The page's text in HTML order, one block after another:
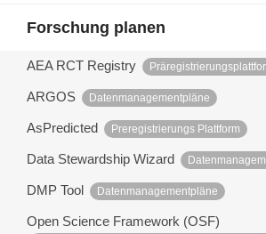
Forschung planen
AEA RCT Registry
ARGOS Datenmanagementpläne
AsPredicted Preregistrierungs Plattform
Data Stewardship Wizard
DMP Tool Datenmanagementpläne
Open Science Framework (OSF)